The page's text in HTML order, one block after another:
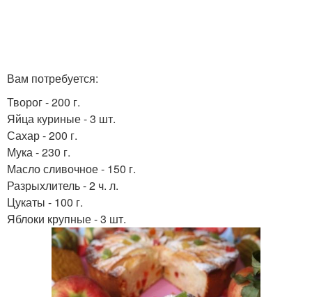
Вам потребуется:
Творог - 200 г.
Яйца куриные - 3 шт.
Сахар - 200 г.
Мука - 230 г.
Масло сливочное - 150 г.
Разрыхлитель - 2 ч. л.
Цукаты - 100 г.
Яблоки крупные - 3 шт.